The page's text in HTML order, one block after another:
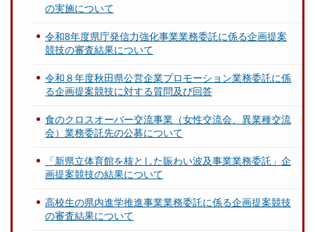
の実施について
令和8年度県庁発信力強化事業業務委託に係る企画提案
競技の審査結果について
令和８年度秋田県公営企業プロモーション業務委託に係
る企画提案競技に対する質問及び回答
食のクロスオーバー交流事業（女性交流会、異業種交流
会）業務委託先の公募について
「新県立体育館を核とした賑わい波及事業業務委託」企
画提案競技の結果について
高校生の県内進学推進事業業務委託に係る企画提案競技
の審査結果について